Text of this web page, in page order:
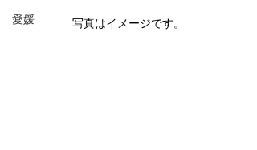
愛媛
写真はイメージです。